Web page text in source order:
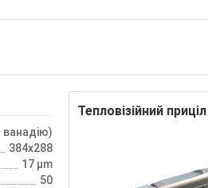
ванадію)
384x288
17 µm
50
Тепловізійний